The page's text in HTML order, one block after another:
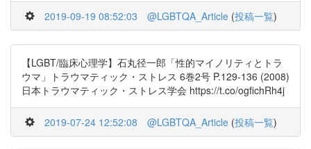
2019-09-19 08:52:03 @LGBTQA_Article (投稿一覧)
【LGBT/臨床心理学】石丸径一郎「性的マイノリティとトラ
ウマ」トラウマティック・ストレス 6巻2号 P.129-136 (2008)
日本トラウマティック・ストレス学会 https://t.co/ogfichRh4j
2019-07-24 12:52:08 @LGBTQA_Article (投稿一覧)